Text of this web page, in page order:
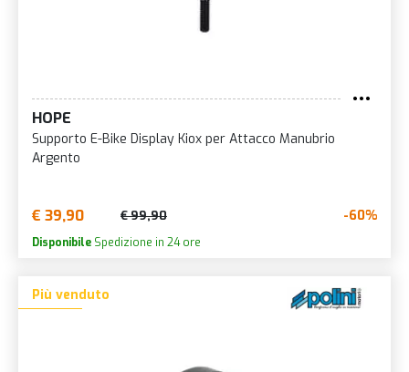
HOPE
Supporto E-Bike Display Kiox per Attacco Manubrio
Argento
€ 39,90 € 99,90 -60%
Disponibile Spedizione in 24 ore
Più venduto